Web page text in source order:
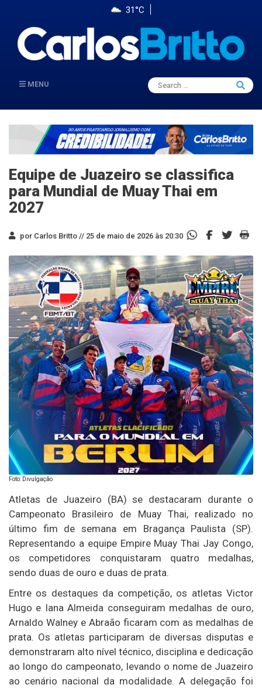
31°C
MENU
Search
for:
Search
Equipe de Juazeiro se classifica
para Mundial de Muay Thai em
2027
por Carlos Britto // 25 de maio de 2026 às 20:30
Foto: Divulgação
Atletas de Juazeiro (BA) se destacaram durante o
Campeonato Brasileiro de Muay Thai, realizado no
último fim de semana em Bragança Paulista (SP).
Representando a equipe Empire Muay Thai Jay Congo,
os competidores conquistaram quatro medalhas,
sendo duas de ouro e duas de prata.
Entre os destaques da competição, os atletas Victor
Hugo e Iana Almeida conseguiram medalhas de ouro,
Arnaldo Walney e Abraão ficaram com as medalhas de
prata. Os atletas participaram de diversas disputas e
demonstraram alto nível técnico, disciplina e dedicação
ao longo do campeonato, levando o nome de Juazeiro
ao cenário nacional da modalidade. A delegação foi